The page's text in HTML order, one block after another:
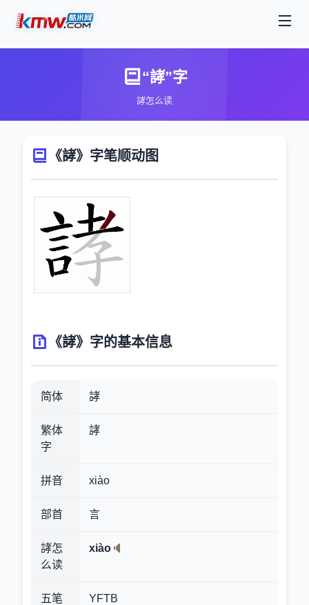
“誟”字
誟怎么读
《誟》字笔顺动图
《誟》字的基本信息
简体 誟
繁体
字
誟
拼音 xiào
部首 言
誟怎
么读
xiào
五笔 YFTB